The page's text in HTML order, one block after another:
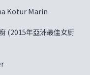
Kotur Marin
(2015年亞洲最佳女廚